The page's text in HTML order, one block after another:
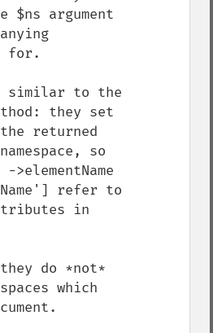
$ns argument
for.
similar to the
they set
returned
so
refer to
in
do *not*
which